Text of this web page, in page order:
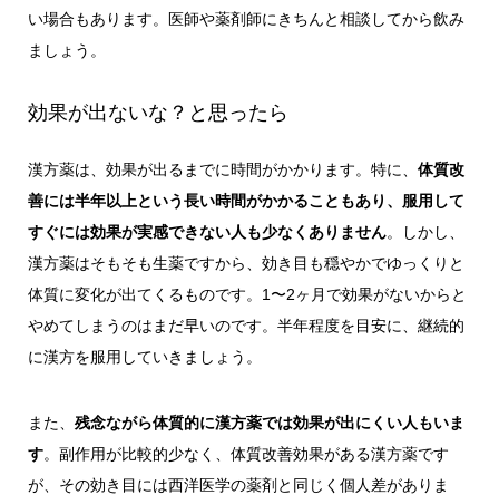
い場合もあります。医師や薬剤師にきちんと相談してから飲み
ましょう。
効果が出ないな？と思ったら
漢方薬は、効果が出るまでに時間がかかります。特に、 体質改
善には半年以上という長い時間がかかることもあり、服用して
すぐには効果が実感できない人も少なくありません。しかし、
漢方薬はそもそも生薬ですから、効き目も穏やかでゆっくりと
体質に変化が出てくるものです。1〜2ヶ月で効果がないからと
やめてしまうのはまだ早いのです。半年程度を目安に、継続的
に漢方を服用していきましょう。
また、 残念ながら体質的に漢方薬では効果が出にくい人もいま
す。副作用が比較的少なく、体質改善効果がある漢方薬です
が、その効き目には西洋医学の薬剤と同じく個人差がありま